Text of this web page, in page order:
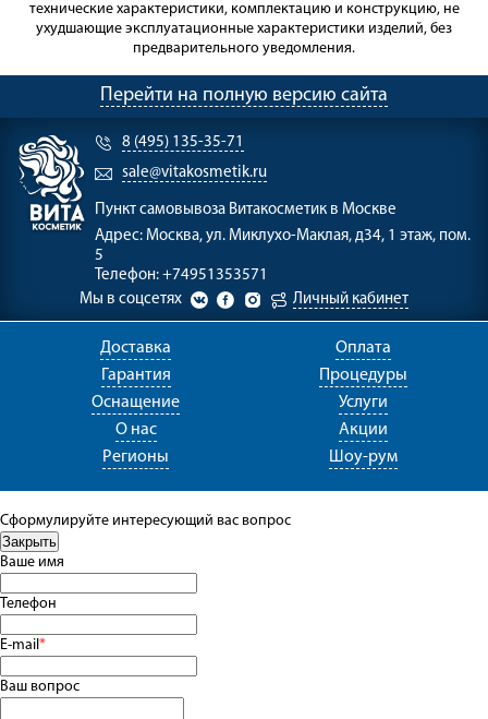
технические характеристики, комплектацию и конструкцию, не
ухудшающие эксплуатационные характеристики изделий, без
предварительного уведомления.
Перейти на полную версию сайта
8 (495) 135-35-71
sale@vitakosmetik.ru
Пункт самовывоза Витакосметик в Москве
Адрес: Москва, ул. Миклухо-Маклая, д34, 1 этаж, пом.
5
Телефон: +74951353571
Мы в соцсетях
Личный кабинет
Доставка
Оплата
Гарантия
Процедуры
Оснащение
Услуги
О нас
Акции
Регионы
Шоу-рум
Сформулируйте интересующий вас вопрос
Ваше имя
Телефон
E-mail*
Ваш вопрос